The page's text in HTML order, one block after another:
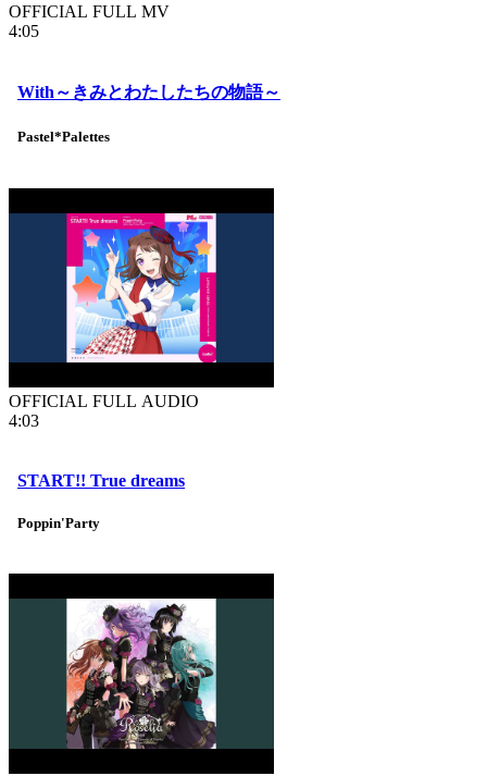
OFFICIAL FULL MV
4:05
With～きみとわたしたちの物語～
Pastel*Palettes
OFFICIAL FULL AUDIO
4:03
START!! True dreams
Poppin'Party